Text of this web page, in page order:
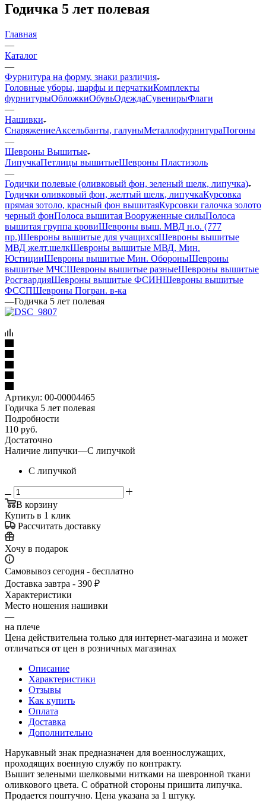
Годичка 5 лет полевая
Главная
—
Каталог
—
Фурнитура на форму, знаки различия
Головные уборы, шарфы и перчаткиКомплекты
фурнитурыОбложкиОбувьОдеждаСувенирыФлаги
—
Нашивки
СнаряжениеАксельбанты, галуныМеталлофурнитураПогоны
—
Шевроны Вышитые
ЛипучкаПетлицы вышитыеШевроны Пластизоль
—
Годички полевые (оливковый фон, зеленый шелк, липучка)
Годички оливковый фон, желтый шелк, липучкаКурсовка
прямая зотоло, красный фон вышитаяКурсовки галочка золото
черный фонПолоса вышитая Вооруженные силыПолоса
вышитая группа кровиШевроны выш. МВД н.о. (777
пр.)Шевроны вышитые для учащихсяШевроны вышитые
МВД желт.шелкШевроны вышитые МВД, Мин.
ЮстицииШевроны вышитые Мин. ОбороныШевроны
вышитые МЧСШевроны вышитые разныеШевроны вышитые
РосгвардияШевроны вышитые ФСИНШевроны вышитые
ФССПШевроны Погран. в-ка
—Годичка 5 лет полевая
Артикул: 00-00004465
Годичка 5 лет полевая
Подробности
110 руб.
Достаточно
Наличие липучки—С липучкой
С липучкой
В корзину
Купить в 1 клик
Рассчитать доставку
Хочу в подарок
Самовывоз сегодня - бесплатно
Доставка завтра - 390 ₽
Характеристики
Место ношения нашивки
—
на плече
Цена действительна только для интернет-магазина и может
отличаться от цен в розничных магазинах
Описание
Характеристики
Отзывы
Как купить
Оплата
Доставка
Дополнительно
Нарукавный знак предназначен для военнослужащих,
проходящих военную службу по контракту.
Вышит зелеными шелковыми нитками на шевронной ткани
оливкового цвета. С обратной стороны пришита липучка.
Продается поштучно. Цена указана за 1 штуку.